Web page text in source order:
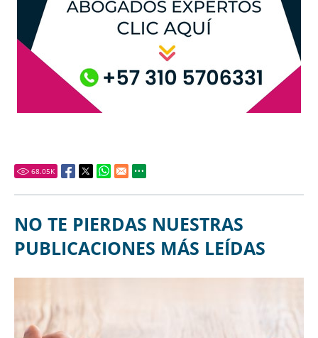
68.05K
NO TE PIERDAS NUESTRAS
PUBLICACIONES MÁS LEÍDAS